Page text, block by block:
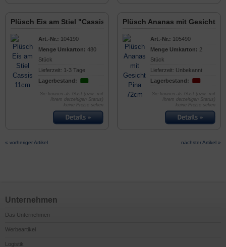
Plüsch Eis am Stiel "Cassis" 11cm
Art.-Nr.: 104190
Menge Umkarton: 480
Stück
Lieferzeit: 1-3 Tage
Lagerbestand:
Sie können als Gast (bzw. mit
Ihrem derzeitigen Status)
keine Preise sehen
Plüsch Ananas mit Gesicht
Art.-Nr.: 105490
Menge Umkarton: 2
Stück
Lieferzeit: Unbekannt
Lagerbestand:
Sie können als Gast (bzw. mit
Ihrem derzeitigen Status)
keine Preise sehen
« vorheriger Artikel nächster Artikel »
Unternehmen
Das Unternehmen
Werbeartikel
Logistik